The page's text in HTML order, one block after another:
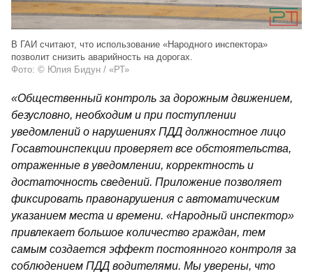
В ГАИ считают, что использование «Народного инспектора»
позволит снизить аварийность на дорогах.
Фото: © Юлия Бидун / «РТ»
«Общественный контроль за дорожным движением,
безусловно, необходим и при поступлении
уведомлений о нарушениях ПДД должностное лицо
Госавтоинспекции проверяет все обстоятельства,
отраженные в уведомлении, корректность и
достаточность сведений. Приложение позволяет
фиксировать правонарушения с автоматическим
указанием места и времени. «Народный инспектор»
привлекает большое количество граждан, тем
самым создается эффект постоянного контроля за
соблюдением ПДД водителями. Мы уверены, что